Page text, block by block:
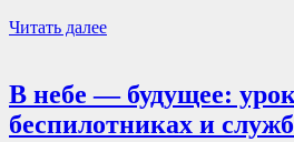
Читать далее
В небе — будущее:
беспилотниках и